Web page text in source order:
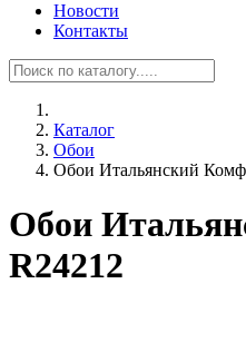
Новости
Контакты
Каталог
Обои
Обои Итальянский
Обои
R24212